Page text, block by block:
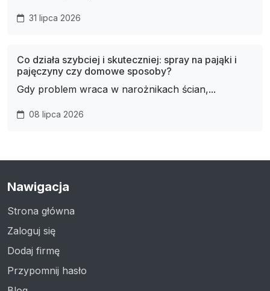
31 lipca 2026
Co działa szybciej i skuteczniej: spray na pająki i
pajęczyny czy domowe sposoby?
Gdy problem wraca w narożnikach ścian,...
08 lipca 2026
Nawigacja
Strona główna
Zaloguj się
Dodaj firmę
Przypomnij hasło